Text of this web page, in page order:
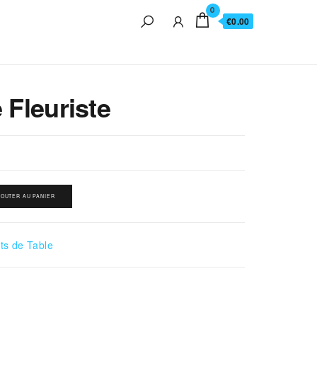
0
€0.00
Fleuriste
AU PANIER
de Table